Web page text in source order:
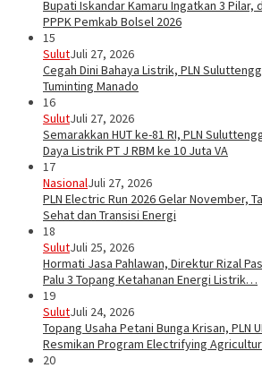
Bupati Iskandar Kamaru Ingatkan 3 Pilar,
PPPK Pemkab Bolsel 2026
15
SulutJuli 27, 2026
Cegah Dini Bahaya Listrik, PLN
Tuminting Manado
16
SulutJuli 27, 2026
Semarakkan HUT ke-81 RI, PLN
Daya Listrik PT J RBM ke 10 Juta VA
17
NasionalJuli 27, 2026
PLN Electric Run 2026 Gelar November,
Sehat dan Transisi Energi
18
SulutJuli 25, 2026
Hormati Jasa Pahlawan, Direktur Rizal
Palu 3 Topang Ketahanan Energi Listrik…
19
SulutJuli 24, 2026
Topang Usaha Petani Bunga Krisan, PLN
Resmikan Program Electrifying
20